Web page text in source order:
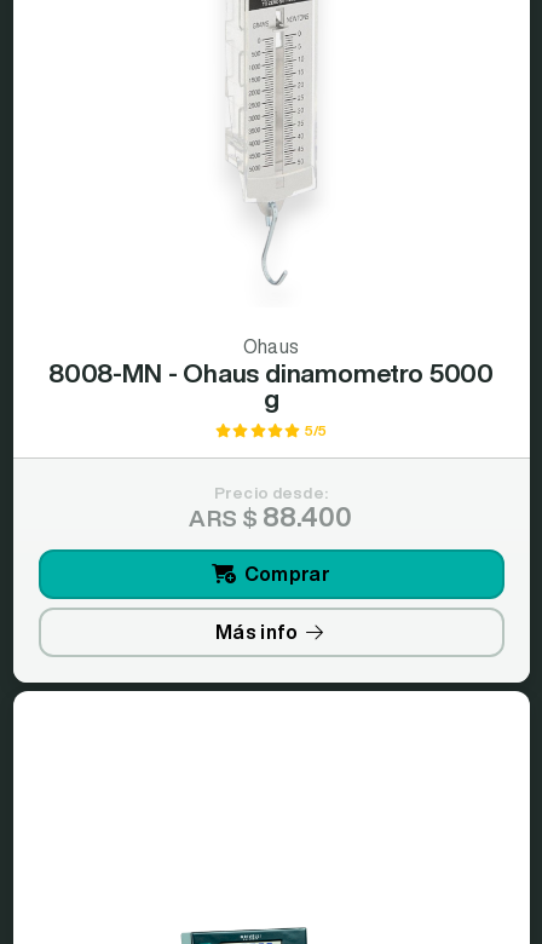
Ohaus
8008-MN - Ohaus dinamometro 5000
g
5/5
Precio desde:
ARS $ 88.400
Comprar
Más info